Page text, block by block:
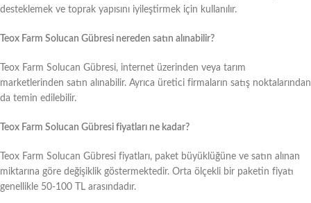
desteklemek ve toprak yapısını iyileştirmek için kullanılır.
Teox Farm Solucan Gübresi nereden satın alınabilir?
Teox Farm Solucan Gübresi, internet üzerinden veya tarım
marketlerinden satın alınabilir. Ayrıca üretici firmaların satış noktalarından
da temin edilebilir.
Teox Farm Solucan Gübresi fiyatları ne kadar?
Teox Farm Solucan Gübresi fiyatları, paket büyüklüğüne ve satın alınan
miktarına göre değişiklik göstermektedir. Orta ölçekli bir paketin fiyatı
genellikle 50-100 TL arasındadır.